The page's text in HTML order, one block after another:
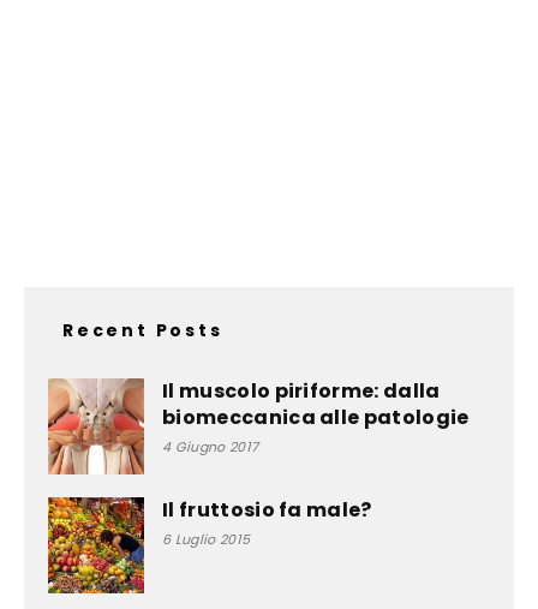
Recent Posts
Il muscolo piriforme: dalla
biomeccanica alle patologie
4 Giugno 2017
Il fruttosio fa male?
6 Luglio 2015